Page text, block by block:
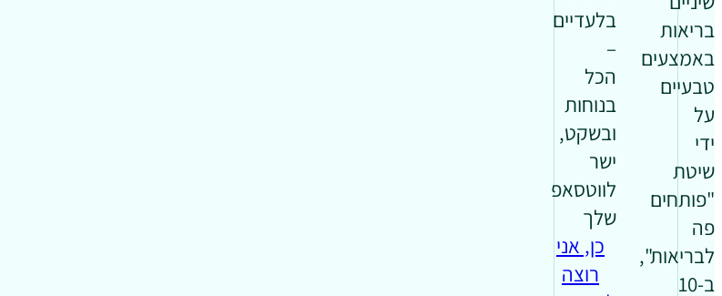
בריאות
באמצעים
טבעיים
על
ידי
שיטת
"פותחים
פה
לבריאות",
ב-10
בלעדיים
–
הכל
בנוחות
ובשקט,
ישר
לווטסאפ
שלך
כן, אני
רוצה